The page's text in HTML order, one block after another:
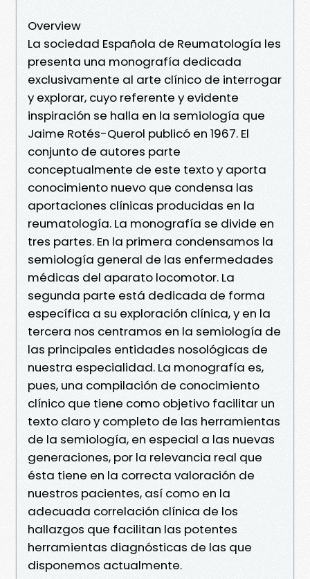
Overview
La sociedad Española de Reumatología les
presenta una monografía dedicada
exclusivamente al arte clínico de interrogar
y explorar, cuyo referente y evidente
inspiración se halla en la semiología que
Jaime Rotés-Querol publicó en 1967. El
conjunto de autores parte
conceptualmente de este texto y aporta
conocimiento nuevo que condensa las
aportaciones clínicas producidas en la
reumatología. La monografía se divide en
tres partes. En la primera condensamos la
semiología general de las enfermedades
médicas del aparato locomotor. La
segunda parte está dedicada de forma
específica a su exploración clínica, y en la
tercera nos centramos en la semiología de
las principales entidades nosológicas de
nuestra especialidad. La monografía es,
pues, una compilación de conocimiento
clínico que tiene como objetivo facilitar un
texto claro y completo de las herramientas
de la semiología, en especial a las nuevas
generaciones, por la relevancia real que
ésta tiene en la correcta valoración de
nuestros pacientes, así como en la
adecuada correlación clínica de los
hallazgos que facilitan las potentes
herramientas diagnósticas de las que
disponemos actualmente.